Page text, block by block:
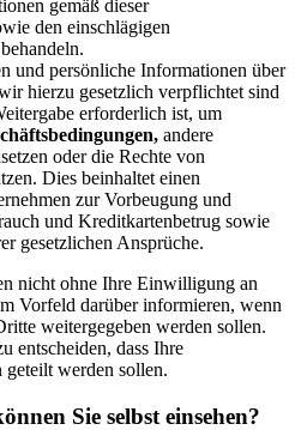
gemäß dieser
den einschlägigen
und persönliche Informationen über
hierzu gesetzlich verpflichtet sind
erforderlich ist, um
andere
oder die Rechte von
Dies beinhaltet einen
zur Vorbeugung und
und Kreditkartenbetrug sowie
gesetzlichen Ansprüche.
nicht ohne Ihre Einwilligung an
Vorfeld darüber informieren, wenn
weitergegeben werden sollen.
entscheiden, dass Ihre
werden sollen.
Sie selbst einsehen?